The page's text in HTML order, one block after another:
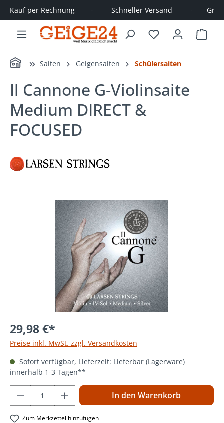
springen
Kauf per Rechnung        -         Schneller Versand         -
Home Saiten Geigensaiten Schülersaiten
Il Cannone G-Violinsaite
Medium DIRECT &
FOCUSED
Bildergalerie überspringen
29,98 €*
Preise inkl. MwSt. zzgl. Versandkosten
Sofort verfügbar, Lieferzeit: Lieferbar (Lagerware)
innerhalb 1-3 Tagen**
Produkt Anzahl: Gib den gewünschten
In den Warenkorb
Zum Merkzettel hinzufügen